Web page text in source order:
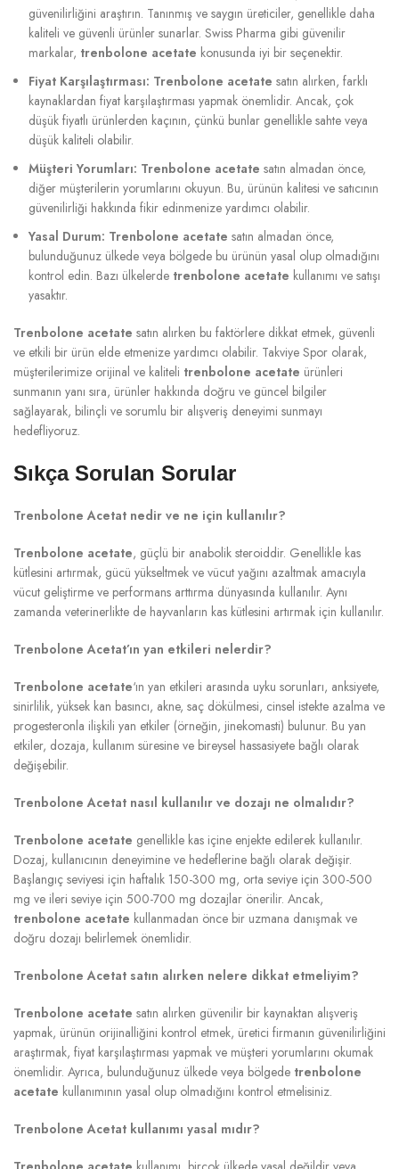
güvenilirliğini araştırın. Tanınmış ve saygın üreticiler, genellikle daha
kaliteli ve güvenli ürünler sunarlar. Swiss Pharma gibi güvenilir
markalar, trenbolone acetate konusunda iyi bir seçenektir.
Fiyat Karşılaştırması: Trenbolone acetate satın alırken, farklı
kaynaklardan fiyat karşılaştırması yapmak önemlidir. Ancak, çok
düşük fiyatlı ürünlerden kaçının, çünkü bunlar genellikle sahte veya
düşük kaliteli olabilir.
Müşteri Yorumları: Trenbolone acetate satın almadan önce,
diğer müşterilerin yorumlarını okuyun. Bu, ürünün kalitesi ve satıcının
güvenilirliği hakkında fikir edinmenize yardımcı olabilir.
Yasal Durum: Trenbolone acetate satın almadan önce,
bulunduğunuz ülkede veya bölgede bu ürünün yasal olup olmadığını
kontrol edin. Bazı ülkelerde trenbolone acetate kullanımı ve satışı
yasaktır.
Trenbolone acetate satın alırken bu faktörlere dikkat etmek, güvenli
ve etkili bir ürün elde etmenize yardımcı olabilir. Takviye Spor olarak,
müşterilerimize orijinal ve kaliteli trenbolone acetate ürünleri
sunmanın yanı sıra, ürünler hakkında doğru ve güncel bilgiler
sağlayarak, bilinçli ve sorumlu bir alışveriş deneyimi sunmayı
hedefliyoruz.
Sıkça Sorulan Sorular
Trenbolone Acetat nedir ve ne için kullanılır?
Trenbolone acetate, güçlü bir anabolik steroiddir. Genellikle kas
kütlesini artırmak, gücü yükseltmek ve vücut yağını azaltmak amacıyla
vücut geliştirme ve performans arttırma dünyasında kullanılır. Aynı
zamanda veterinerlikte de hayvanların kas kütlesini artırmak için kullanılır.
Trenbolone Acetat’ın yan etkileri nelerdir?
Trenbolone acetate‘ın yan etkileri arasında uyku sorunları, anksiyete,
sinirlilik, yüksek kan basıncı, akne, saç dökülmesi, cinsel istekte azalma ve
progesteronla ilişkili yan etkiler (örneğin, jinekomasti) bulunur. Bu yan
etkiler, dozaja, kullanım süresine ve bireysel hassasiyete bağlı olarak
değişebilir.
Trenbolone Acetat nasıl kullanılır ve dozajı ne olmalıdır?
Trenbolone acetate genellikle kas içine enjekte edilerek kullanılır.
Dozaj, kullanıcının deneyimine ve hedeflerine bağlı olarak değişir.
Başlangıç seviyesi için haftalık 150-300 mg, orta seviye için 300-500
mg ve ileri seviye için 500-700 mg dozajlar önerilir. Ancak,
trenbolone acetate kullanmadan önce bir uzmana danışmak ve
doğru dozajı belirlemek önemlidir.
Trenbolone Acetat satın alırken nelere dikkat etmeliyim?
Trenbolone acetate satın alırken güvenilir bir kaynaktan alışveriş
yapmak, ürünün orijinalliğini kontrol etmek, üretici firmanın güvenilirliğini
araştırmak, fiyat karşılaştırması yapmak ve müşteri yorumlarını okumak
önemlidir. Ayrıca, bulunduğunuz ülkede veya bölgede trenbolone
acetate kullanımının yasal olup olmadığını kontrol etmelisiniz.
Trenbolone Acetat kullanımı yasal mıdır?